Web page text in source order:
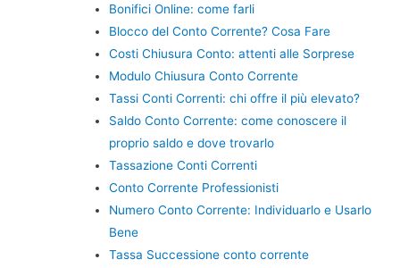
Bonifici Online: come farli
Blocco del Conto Corrente? Cosa Fare
Costi Chiusura Conto: attenti alle Sorprese
Modulo Chiusura Conto Corrente
Tassi Conti Correnti: chi offre il più elevato?
Saldo Conto Corrente: come conoscere il
proprio saldo e dove trovarlo
Tassazione Conti Correnti
Conto Corrente Professionisti
Numero Conto Corrente: Individuarlo e Usarlo
Bene
Tassa Successione conto corrente